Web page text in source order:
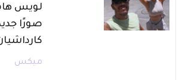
لويس
صورًا
ميكس